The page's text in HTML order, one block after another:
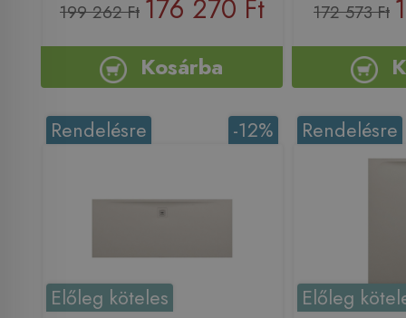
199 262 Ft 176 270 Ft
Kosárba
172 573 Ft
-12%
Rendelésre
Előleg köteles
Rendelésre
Előleg